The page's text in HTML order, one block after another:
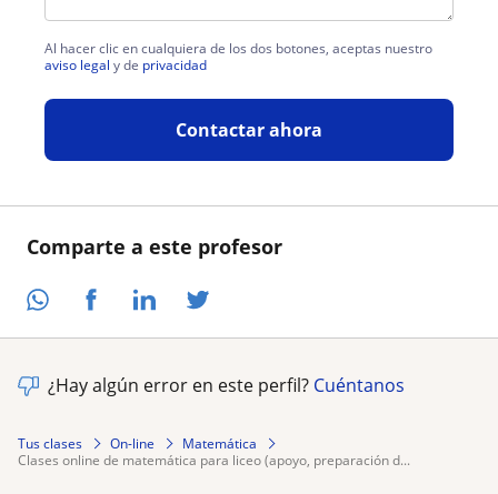
Comparte a este profesor
Al hacer clic en cualquiera de los dos botones, aceptas nuestro
aviso legal y de privacidad
Contactar ahora
¿Hay algún error en este perfil? Cuéntanos
Tus clases On-line
Matemática
clases online de matemática para liceo (apoyo, preparación d...